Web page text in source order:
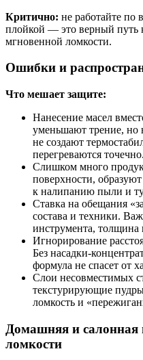
Критично: не работайте
плойкой — это верный путь
мгновенной ломкости.
Ошибки и
Что мешает защите:
Нанесение масел
уменьшают трение, но
не создают
перегреваются точечно.
Слишком много
поверхности,
к налипанию пыли и
Ставка на обещания
состава и техники.
инструмента, толщина
Игнорирование
Без
формула не спасет от
Слои несовместимых
текстурирующие
ломкость и
Домашняя и салонная
ломкости